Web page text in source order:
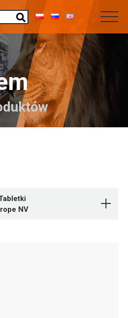
NV
¦ 160468